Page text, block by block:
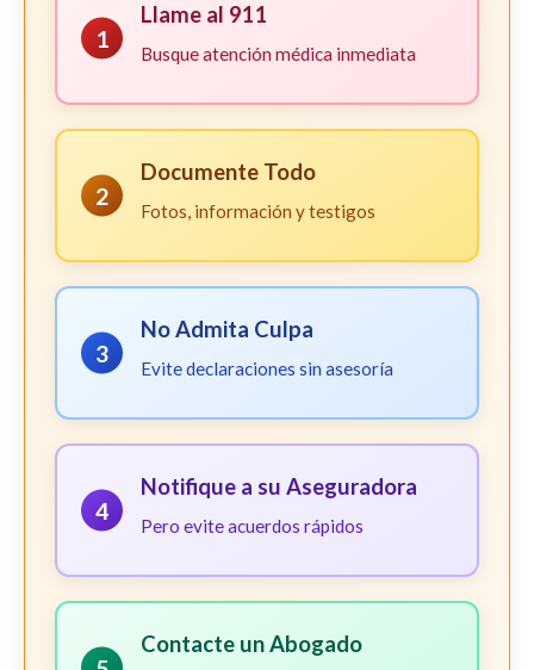
1
Llame al 911
Busque atención médica inmediata
2
Documente Todo
Fotos, información y testigos
3
No Admita Culpa
Evite declaraciones sin asesoría
4
Notifique a su Aseguradora
Pero evite acuerdos rápidos
Contacte un Abogado